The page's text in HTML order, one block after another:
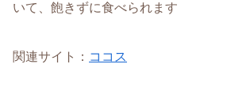
いて、飽きずに食べられます
関連サイト： ココス